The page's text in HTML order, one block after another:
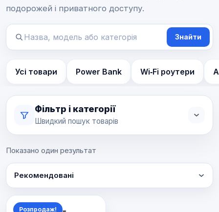
подорожей і приватного доступу.
Пошук
Знайти
Усі товари Power Bank Wi‑Fi роутери
Фільтр і категорії
Швидкий пошук товарів
Показано один результат
Рекомендовані
Розпродаж!